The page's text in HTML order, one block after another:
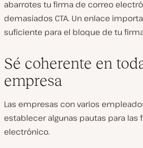
abarrotes tu firma de correo
demasiados CTA. Un enlace
suficiente para el bloque de tu
Sé coherente en
empresa
Las empresas con varios
establecer algunas pautas para las
electrónico.